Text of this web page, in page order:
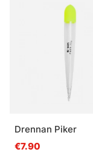
Drennan Piker
€7.90